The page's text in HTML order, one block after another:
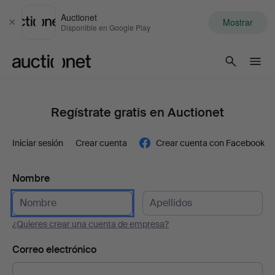
Cerrar
Auctionet
Disponible en Google Play Mostrar
Regístrate gratis en Auctionet
Iniciar sesión Crear cuenta Crear cuenta con Facebook
Nombre
¿Quieres crear una cuenta de empresa?
Correo electrónico